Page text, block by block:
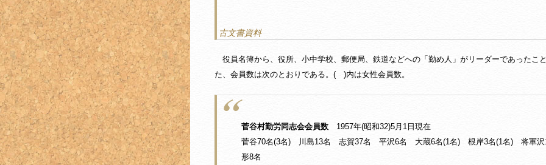
古文書資料
役員名簿から、役所、小中学校、郵便局、鉄道などへの「勤め人」がリーダーであったこ
た、会員数は次のとおりである。( )内は女性会員数。
菅谷村勤労同志会会員数 1957年(昭和32)5月1日現在
菅谷70名(3名) 川島13名 志賀37名 平沢6名 大蔵6名(1名) 根岸3名(1名) 将軍
形8名